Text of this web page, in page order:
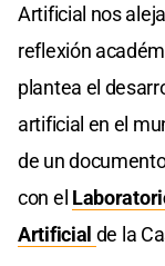
Artificial nos
reflexión
plantea el
artificial en el
de un
con el
Artificial de la